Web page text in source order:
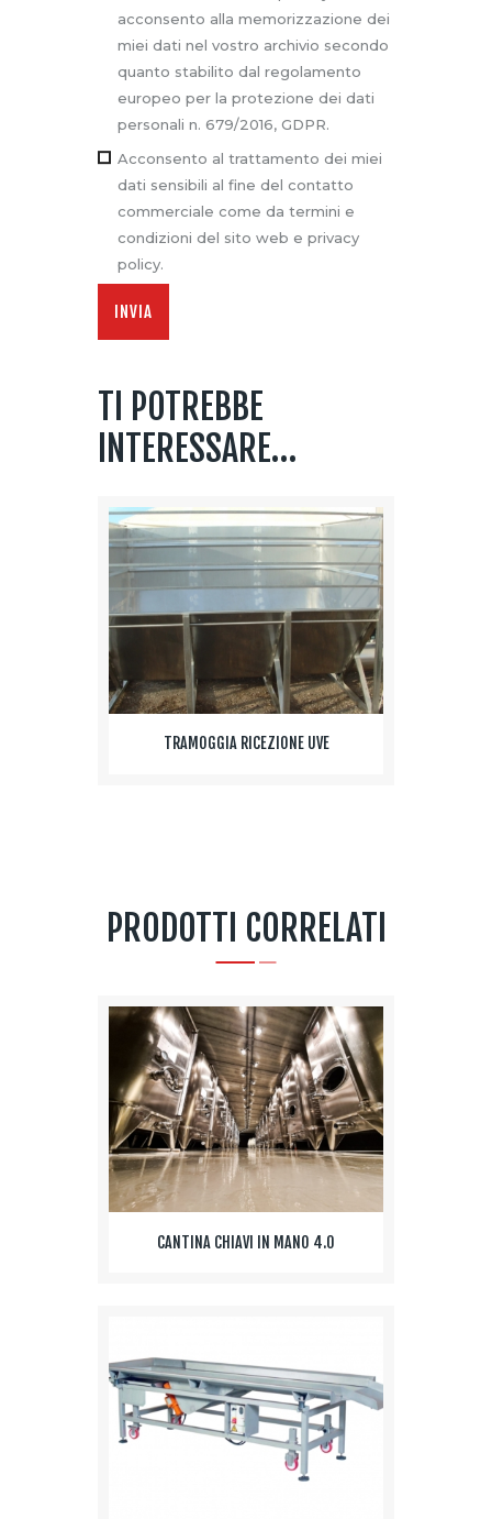
acconsento alla memorizzazione dei
miei dati nel vostro archivio secondo
quanto stabilito dal regolamento
europeo per la protezione dei dati
personali n. 679/2016, GDPR.
Acconsento al trattamento dei miei
dati sensibili al fine del contatto
commerciale come da termini e
condizioni del sito web e privacy
policy.
TI POTREBBE
INTERESSARE…
TRAMOGGIA RICEZIONE UVE
PRODOTTI CORRELATI
CANTINA CHIAVI IN MANO 4.0